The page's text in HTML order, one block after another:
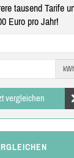
tausend Tarife
Euro pro Jahr!
vergleichen